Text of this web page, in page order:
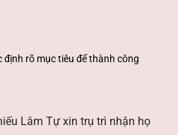
định rõ mục tiêu để thành công
Lâm Tự xin trụ trì nhận họ